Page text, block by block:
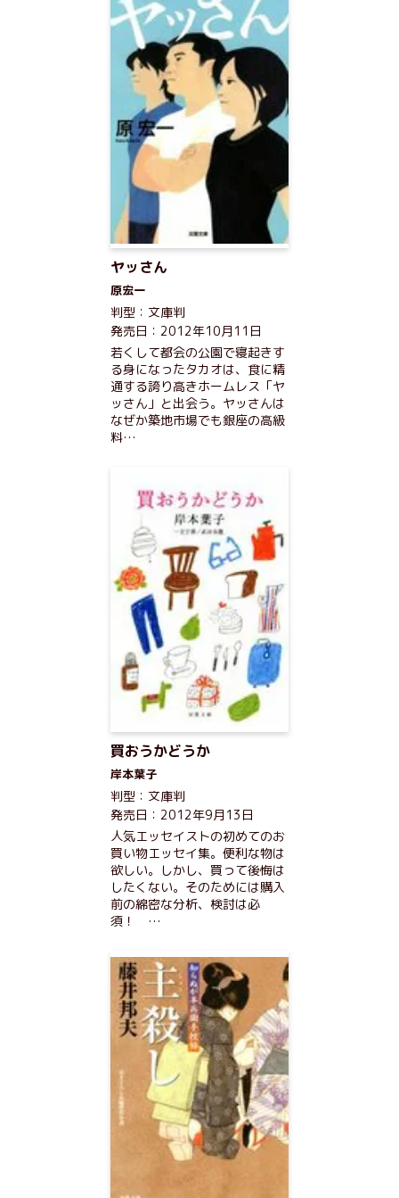
ヤッさん
原宏一
判型：文庫判
発売日：2012年10月11日
若くして都会の公園で寝起きす
る身になったタカオは、食に精
通する誇り高きホームレス「ヤ
ッさん」と出会う。ヤッさんは
なぜか築地市場でも銀座の高級
料…
買おうかどうか
岸本葉子
判型：文庫判
発売日：2012年9月13日
人気エッセイストの初めてのお
買い物エッセイ集。便利な物は
欲しい。しかし、買って後悔は
したくない。そのためには購入
前の綿密な分析、検討は必
須！ …